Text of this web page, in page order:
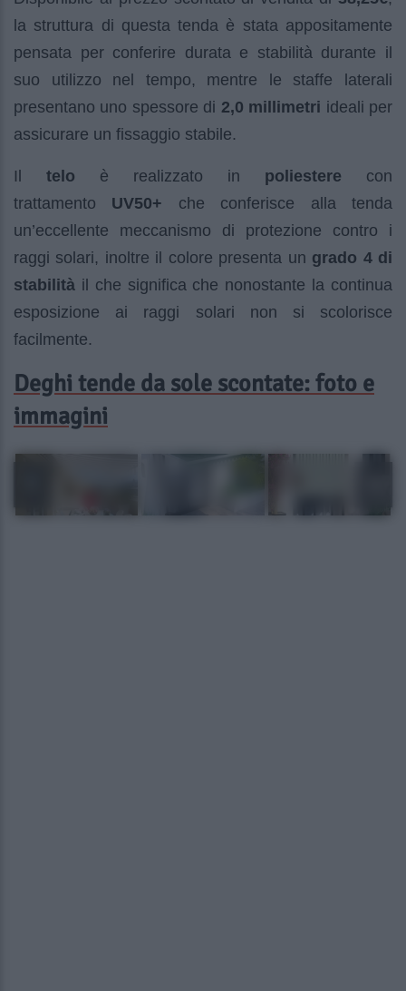
la struttura di questa tenda è stata appositamente
pensata per conferire durata e stabilità durante il
suo utilizzo nel tempo, mentre le staffe laterali
presentano uno spessore di 2,0 millimetri ideali per
assicurare un fissaggio stabile.
Il telo è realizzato in poliestere con
trattamento UV50+ che conferisce alla tenda
un’eccellente meccanismo di protezione contro i
raggi solari, inoltre il colore presenta un grado 4 di
stabilità il che significa che nonostante la continua
esposizione ai raggi solari non si scolorisce
facilmente.
Deghi tende da sole scontate: foto e
immagini